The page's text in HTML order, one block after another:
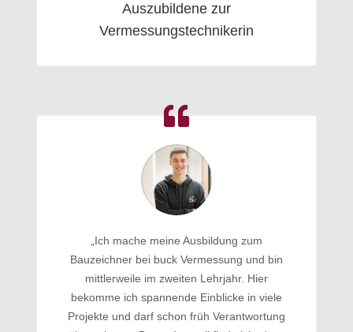
Auszubildene zur
Vermessungstechnikerin
„Ich mache meine Ausbildung zum
Bauzeichner bei buck Vermessung und bin
mittlerweile im zweiten Lehrjahr. Hier
bekomme ich spannende Einblicke in viele
Projekte und darf schon früh Verantwortung